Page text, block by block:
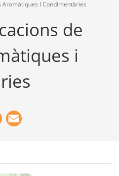
Aromàtiques I Condimentàries
de
i
WhatsApp